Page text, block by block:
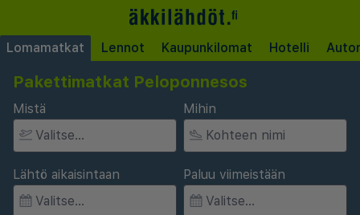
Lomamatkat Lennot Kaupunkilomat Hotelli
Pakettimatkat Peloponnesos
Mistä Mihin
Lähtö aikaisintaan Paluu viimeistään